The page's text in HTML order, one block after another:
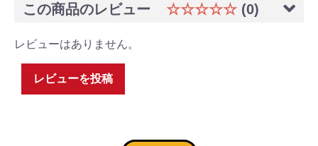
この商品のレビュー ☆☆☆☆☆ (0)
レビューはありません。
レビューを投稿